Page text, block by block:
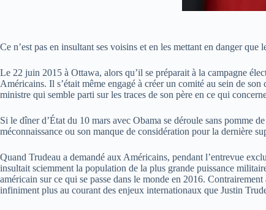
Ce n’est pas en insultant ses voisins et en les mettant en danger que
Le 22 juin 2015 à Ottawa, alors qu’il se préparait à la campagne
Américains. Il s’était même engagé à créer un comité au sein de
ministre qui semble parti sur les traces de son père en ce qui
Si le dîner d’État du 10 mars avec Obama se déroule sans pomme
méconnaissance ou son manque de considération pour la dernière
Quand Trudeau a demandé aux Américains, pendant l’entrevue
insultait sciemment la population de la plus grande puissance
américain sur ce qui se passe dans le monde en 2016.
infiniment plus au courant des enjeux internationaux que Justin